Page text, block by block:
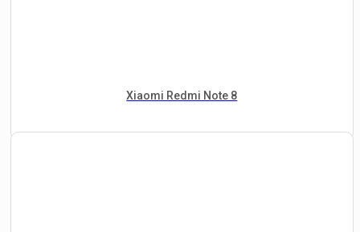
Xiaomi Redmi Note 8